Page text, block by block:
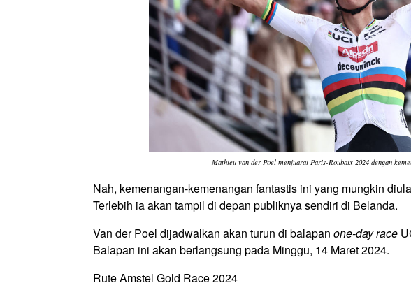
Mathieu van der Poel menjuarai Paris-Roubaix 2024 dengan
Nah, kemenangan-kemenangan fantastis ini yang mungkin
Terlebih ia akan tampil di depan publiknya sendiri di Belanda.
Van der Poel dijadwalkan akan turun di balapan one-day race
Balapan ini akan berlangsung pada Minggu, 14 Maret 2024.
Rute Amstel Gold Race 2024